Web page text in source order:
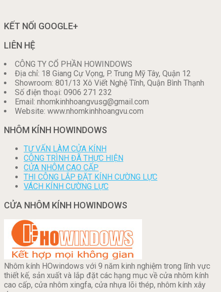
KẾT NỐI GOOGLE+
LIÊN HỆ
CÔNG TY CỔ PHẦN HOWINDOWS
Địa chỉ: 18 Giang Cự Vọng, P. Trung Mỹ Tây, Quận 12
Showroom: 801/13 Xô Viết Nghệ Tĩnh, Quận Bình Thạnh
Số điện thoại: 0906 271 232
Email: nhomkinhhoangvusg@gmail.com
Website: www.nhomkinhhoangvu.com
NHÔM KÍNH HOWINDOWS
TƯ VẤN LÀM CỬA KÍNH
CÔNG TRÌNH ĐÃ THỰC HIỆN
CỬA NHÔM CAO CẤP
THI CÔNG LẮP ĐẶT KÍNH CƯỜNG LỰC
VÁCH KÍNH CƯỜNG LỰC
CỬA NHÔM KÍNH HOWINDOWS
Nhôm kính HOwindows với 9 năm kinh nghiệm trong lĩnh vực
thiết kế, sản xuất và lắp đặt các hạng mục về cửa nhôm kính
cao cấp, cửa nhôm xingfa, cửa nhựa lõi thép, nhôm kính xây